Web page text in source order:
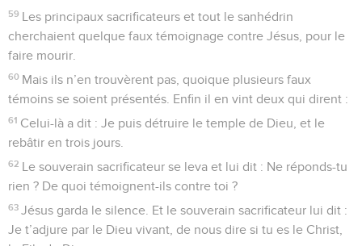
59 Les principaux sacrificateurs et tout le sanhédrin
cherchaient quelque faux témoignage contre Jésus, pour le
faire mourir.
60 Mais ils n’en trouvèrent pas, quoique plusieurs faux
témoins se soient présentés. Enfin il en vint deux qui dirent :
61 Celui-là a dit : Je puis détruire le temple de Dieu, et le
rebâtir en trois jours.
62 Le souverain sacrificateur se leva et lui dit : Ne réponds-tu
rien ? De quoi témoignent-ils contre toi ?
63 Jésus garda le silence. Et le souverain sacrificateur lui dit :
Je t’adjure par le Dieu vivant, de nous dire si tu es le Christ,